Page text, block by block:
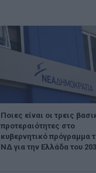
Ποιες είναι οι τρεις
προτεραιότητες στο
κυβερνητικό πρόγραμμα
ΝΔ για την Ελλάδα του